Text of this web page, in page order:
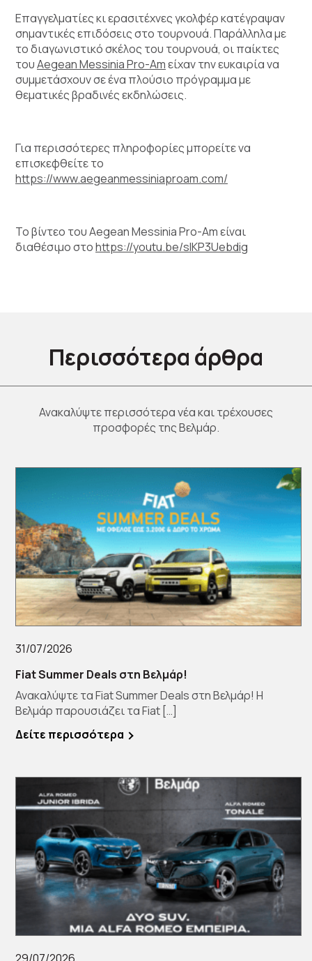
Επαγγελματίες κι ερασιτέχνες γκολφέρ κατέγραψαν
σημαντικές επιδόσεις στο τουρνουά. Παράλληλα με
το διαγωνιστικό σκέλος του τουρνουά, οι παίκτες
τουAegean Messinia Pro-Amείχαν την ευκαιρία να
συμμετάσχουν σε ένα πλούσιο πρόγραμμα με
θεματικές βραδινές εκδηλώσεις.
Για περισσότερες πληροφορίες μπορείτε να
επισκεφθείτε το
https://www.aegeanmessiniaproam.com/
Το βίντεο του Aegean Messinia Pro-Am είναι
διαθέσιμο στοhttps://youtu.be/sIKP3Uebdig
Περισσότερα άρθρα
Ανακαλύψτε περισσότερα νέα και τρέχουσες
προσφορές της Βελμάρ.
31/07/2026
Fiat Summer Deals στη Βελμάρ!
Ανακαλύψτε τα Fiat Summer Deals στη Βελμάρ! Η
Βελμάρ παρουσιάζει τα Fiat […]
Δείτε περισσότερα
29/07/2026